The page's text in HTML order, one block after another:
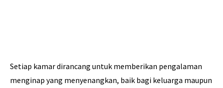
Setiap kamar dirancang untuk memberikan pengalaman
menginap yang menyenangkan, baik bagi keluarga maupun